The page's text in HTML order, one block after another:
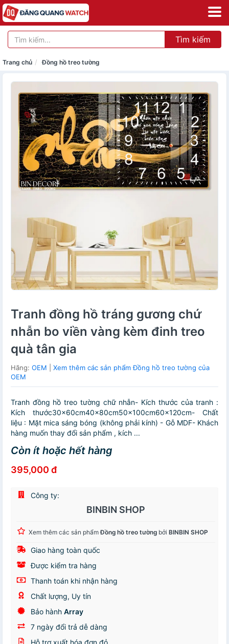
Tìm kiếm
Trang chủ Đồng hồ treo tường
Tranh đồng hồ tráng gương chứ
nhẫn bo viền vàng kèm đinh treo
quà tân gia
Hãng: OEM
Xem thêm các sản phẩm Đồng hồ treo tường của
OEM
Tranh đồng hồ treo tường chữ nhẫn- Kích thước của tranh :
Kích thước30x60cm40x80cm50x100cm60x120cm- Chất
liệu : Mặt mica sáng bóng (không phải kính) - Gỗ MDF- Khách
hàng muốn thay đổi sản phẩm , kích ...
Còn ít hoặc hết hàng
395,000 đ
Công ty:
BINBIN SHOP
Xem thêm các sản phẩmĐồng hồ treo tường bởi BINBIN SHOP
Giao hàng toàn quốc
Được kiểm tra hàng
Thanh toán khi nhận hàng
Chất lượng, Uy tín
Bảo hành Array
7 ngày đổi trả dễ dàng
Hỗ trợ xuất hóa đơn đỏ